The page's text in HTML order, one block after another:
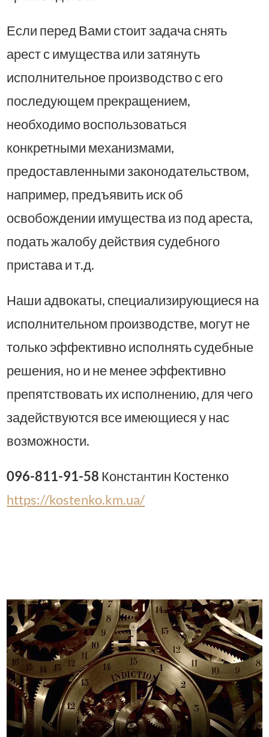
Если перед Вами стоит задача снять
арест с имущества или затянуть
исполнительное производство с его
последующем прекращением,
необходимо воспользоваться
конкретными механизмами,
предоставленными законодательством,
например, предъявить иск об
освобождении имущества из под ареста,
подать жалобу действия судебного
пристава и т.д.
Наши адвокаты, специализирующиеся на
исполнительном производстве, могут не
только эффективно исполнять судебные
решения, но и не менее эффективно
препятствовать их исполнению, для чего
задействуются все имеющиеся у нас
возможности.
096-811-91-58 Константин Костенко
https://kostenko.km.ua/